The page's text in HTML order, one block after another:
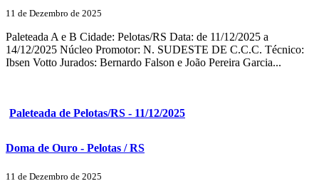
11 de Dezembro de 2025
Paleteada A e B Cidade: Pelotas/RS Data: de 11/12/2025 a
14/12/2025 Núcleo Promotor: N. SUDESTE DE C.C.C. Técnico:
Ibsen Votto Jurados: Bernardo Falson e João Pereira Garcia...
Paleteada de Pelotas/RS - 11/12/2025
Doma de Ouro - Pelotas / RS
11 de Dezembro de 2025